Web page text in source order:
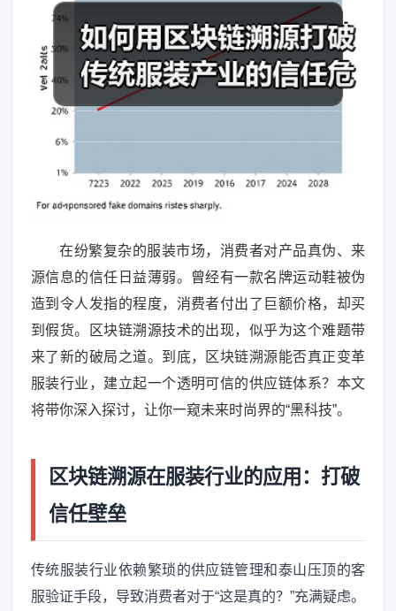
在纷繁复杂的服装市场，消费者对产品真伪、来
源信息的信任日益薄弱。曾经有一款名牌运动鞋被伪
造到令人发指的程度，消费者付出了巨额价格，却买
到假货。区块链溯源技术的出现，似乎为这个难题带
来了新的破局之道。到底，区块链溯源能否真正变革
服装行业，建立起一个透明可信的供应链体系？本文
将带你深入探讨，让你一窥未来时尚界的“黑科技”。
区块链溯源在服装行业的应用：打破
信任壁垒
传统服装行业依赖繁琐的供应链管理和泰山压顶的客
服验证手段，导致消费者对于“这是真的？”充满疑虑。